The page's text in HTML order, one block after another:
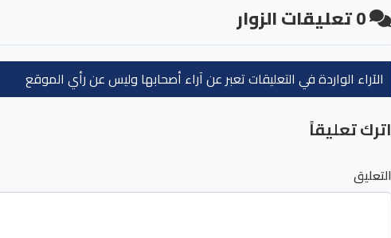
0تعليقات الزوار
الآراء الواردة في التعليقات تعبر عن آراء أصحابها وليس عن رأي الموقع
اترك تعليقاً
التعليق